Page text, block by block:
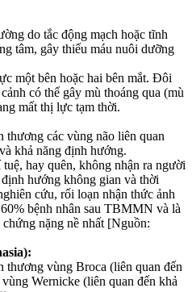
do tắc động mạch hoặc tĩnh
tâm, gây thiếu máu nuôi dưỡng
một bên hoặc hai bên mắt. Đôi
có thể gây mù thoáng qua (mù
mất thị lực tạm thời.
thương các vùng não liên quan
khả năng định hướng.
tuệ, hay quên, không nhận ra người
hướng không gian và thời
cứu, rối loạn nhận thức ảnh
bệnh nhân sau TBMMN và là
nặng nề nhất [Nguồn:
thương vùng Broca (liên quan đến
Wernicke (liên quan đến khả